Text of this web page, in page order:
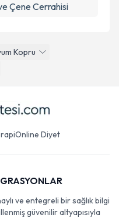
Kopru
Çene Cerrahisi
Online Diyet
ve entegreli bir sağlık bilgi
güvenilir altyapısıyla